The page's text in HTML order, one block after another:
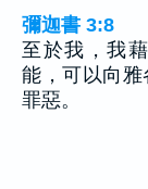
彌迦書 3:8
至於我，我
能，可以向
罪惡。